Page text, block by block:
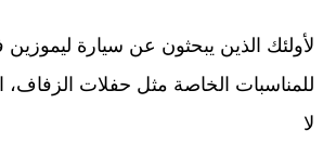
لأولئك الذين يبحثون عن سيارة ليموزين
للمناسبات الخاصة مثل حفلات الزفاف،
لا